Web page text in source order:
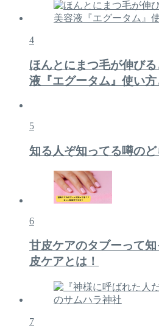
4
ほんとにまつ毛が伸び
液『エグータム』使い方
5
知る人ぞ知ってる噂の
6
甘皮ケアのタブーって
皮ケアとは！
7